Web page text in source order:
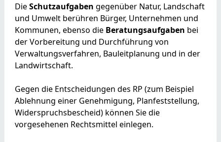
DieSchutzaufgaben gegenüber Natur, Landschaft
und Umwelt berühren Bürger, Unternehmen und
Kommunen, ebenso die Beratungsaufgaben bei
der Vorbereitung und Durchführung von
Verwaltungsverfahren, Bauleitplanung und in der
Landwirtschaft.
Gegen die Entscheidungen des RP (zum Beispiel
Ablehnung einer Genehmigung, Planfeststellung,
Widerspruchsbescheid) können Sie die
vorgesehenen Rechtsmittel einlegen.